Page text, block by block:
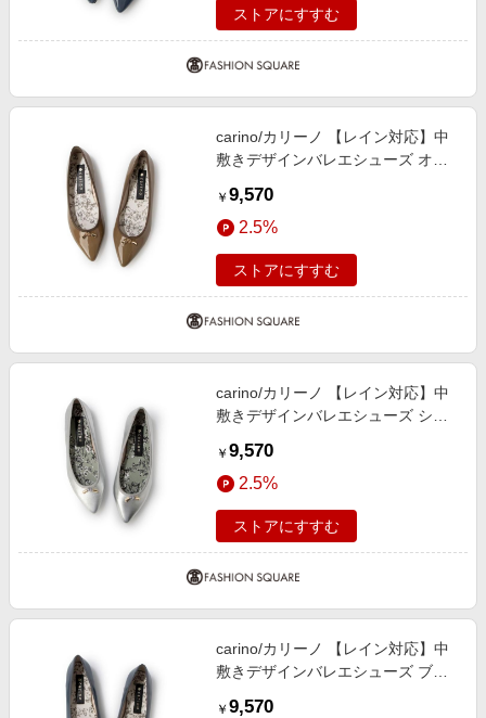
生活・お役立ち
金融・マネー・保険
Apple公式サイト×楽天カード分割払い
ストアにすすむ
carino/カリーノ 【レイン対応】中
敷きデザインバレエシューズ オー
￥ 9,570
2.5%
ストアにすすむ
carino/カリーノ 【レイン対応】中
敷きデザインバレエシューズ シル
￥ 9,570
2.5%
ストアにすすむ
carino/カリーノ 【レイン対応】中
敷きデザインバレエシューズ ブル
￥ 9,570